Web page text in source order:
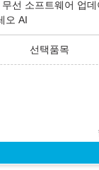
선 소프트웨어 업
오 AI